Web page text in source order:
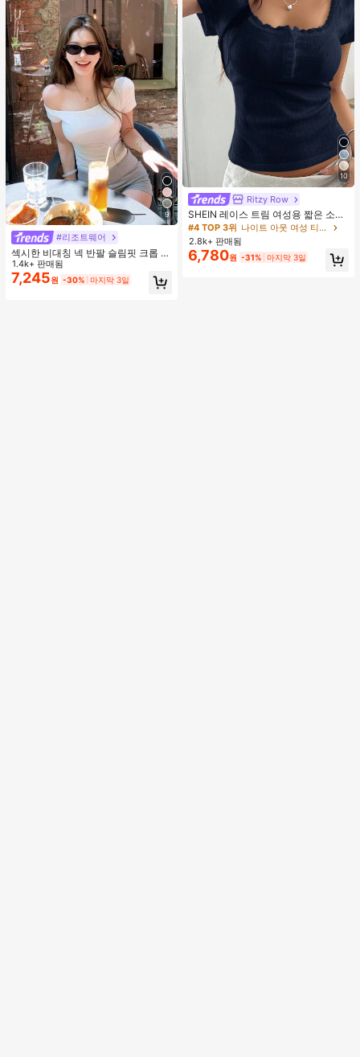
슬림핏, 애슬레저
9
#리조트웨어
섹시한 비대칭 넥 반팔 슬림핏 크롭 탑
화이트 여름
1.4k+ 판매됨
7,245원 -30% 마지막 3일
10
Ritzy Row
SHEIN 레이스 트림 여성용 짧은 소매
티셔츠, 슬림핏 여름 새 3버튼 전면 반
소매 탑
#4 TOP 3위
나이트 아웃 여성 티셔츠
2.8k+ 판매됨
6,780원 -31% 마지막 3일